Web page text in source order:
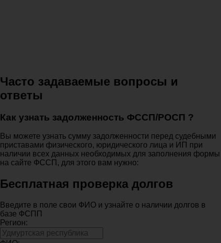
Часто задаваемые вопросы и
ответы
Как узнать задолженность ФССП/РОСП ?
Вы можете узнать сумму задолженности перед судебными
приставами физического, юридического лица и ИП при
наличии всех данных необходимых для заполнения формы
на сайте ФССП, для этого вам нужно:
Бесплатная проверка долгов
Введите в поле свои ФИО и узнайте о наличии долгов в
базе ФСПП
Регион: